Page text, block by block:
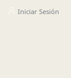
Iniciar Sesión